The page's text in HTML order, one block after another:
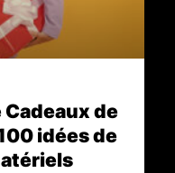
de
idées de